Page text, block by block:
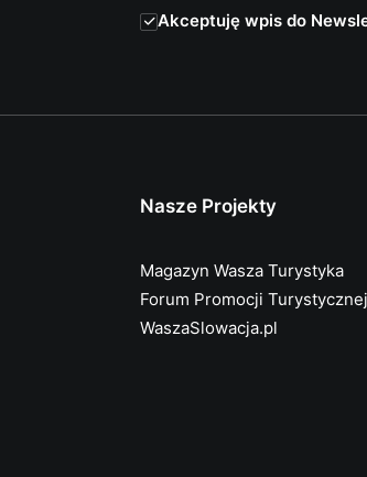
Akceptuję wpis do
Nasze Projekty
Magazyn Wasza Turystyka
Forum Promocji Turystycznej
WaszaSlowacja.pl